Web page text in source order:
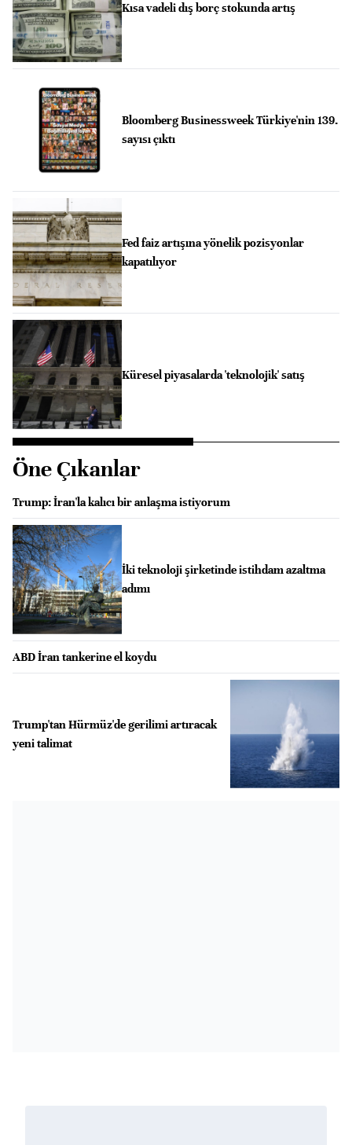
Kısa vadeli dış borç stokunda artış
Bloomberg Businessweek Türkiye'nin 139.
sayısı çıktı
Fed faiz artışına yönelik pozisyonlar
kapatılıyor
Küresel piyasalarda 'teknolojik' satış
Öne Çıkanlar
Trump: İran'la kalıcı bir anlaşma istiyorum
İki teknoloji şirketinde istihdam azaltma
adımı
ABD İran tankerine el koydu
Trump'tan Hürmüz'de gerilimi artıracak
yeni talimat